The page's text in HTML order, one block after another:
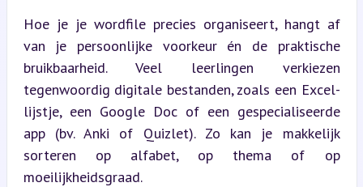
Hoe je je wordfile precies organiseert, hangt af
van je persoonlijke voorkeur én de praktische
bruikbaarheid. Veel leerlingen verkiezen
tegenwoordig digitale bestanden, zoals een Excel-
lijstje, een Google Doc of een gespecialiseerde
app (bv. Anki of Quizlet). Zo kan je makkelijk
sorteren op alfabet, op thema of op
moeilijkheidsgraad.